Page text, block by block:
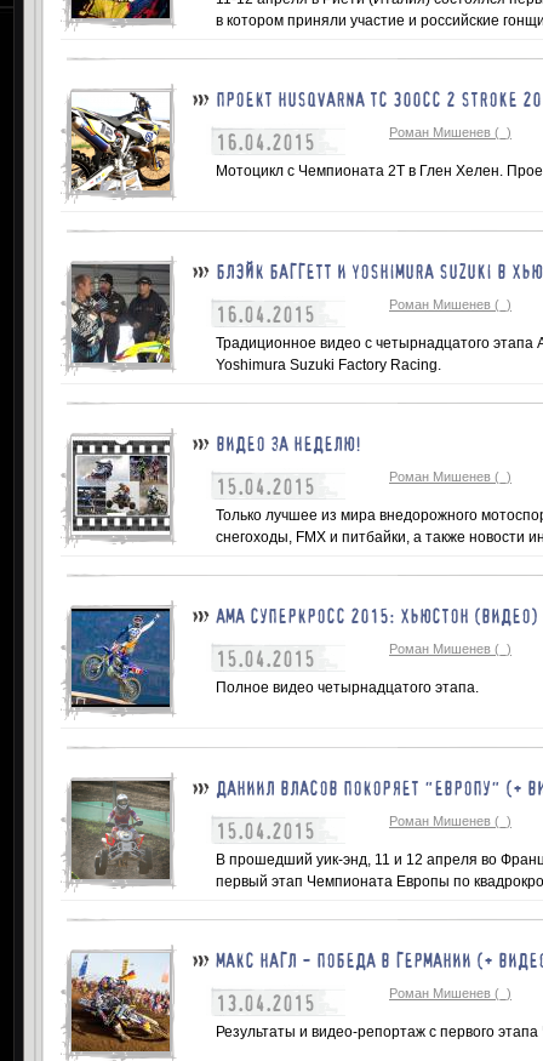
в котором приняли участие и российские
ПРОЕКТ HUSQVARNA TC 300CC 2 STROKE
16.04.2015 Роман Мишенев (_)
Мотоцикл с Чемпионата 2Т в Глен Хелен.
БЛЭЙК БАГГЕТТ И YOSHIMURA SUZUKI В
16.04.2015 Роман Мишенев (_)
Традиционное видео с четырнадцатого
Yoshimura Suzuki Factory Racing.
ВИДЕО ЗА НЕДЕЛЮ!
15.04.2015 Роман Мишенев (_)
Только лучшее из мира внедорожного
снегоходы, FMX и питбайки, а также новости
АМА СУПЕРКРОСС 2015: ХЬЮСТОН (ВИДЕО)
15.04.2015 Роман Мишенев (_)
Полное видео четырнадцатого этапа.
ДАНИИЛ ВЛАСОВ ПОКОРЯЕТ "ЕВРОПУ" (+
15.04.2015 Роман Мишенев (_)
В прошедший уик-энд, 11 и 12 апреля во
первый этап Чемпионата Европы по
МАКС НАГЛ - ПОБЕДА В ГЕРМАНИИ (+
13.04.2015 Роман Мишенев (_)
Результаты и видео-репортаж с первого